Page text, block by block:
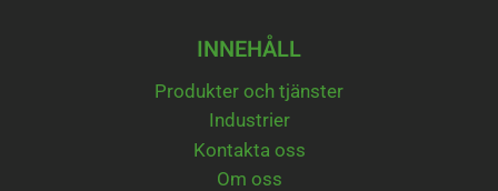
INNEHÅLL
Produkter och tjänster
Industrier
Kontakta oss
Om oss